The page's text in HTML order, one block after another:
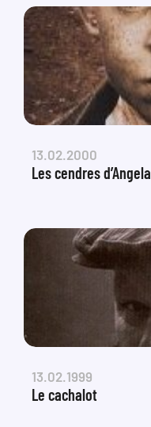
13.02.2000
Les cendres d’Angela
13.02.1999
Le cachalot